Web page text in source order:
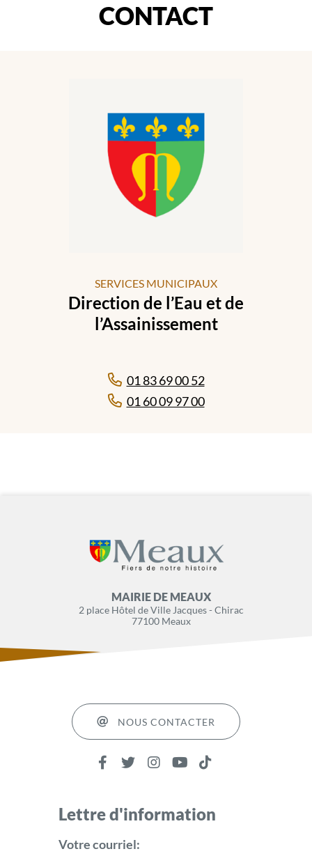
CONTACT
SERVICES MUNICIPAUX
Direction de l’Eau et de
l’Assainissement
01 83 69 00 52
01 60 09 97 00
MAIRIE DE MEAUX
2 place Hôtel de Ville Jacques - Chirac
77100 Meaux
NOUS CONTACTER
Lettre d'information
Votre courriel: